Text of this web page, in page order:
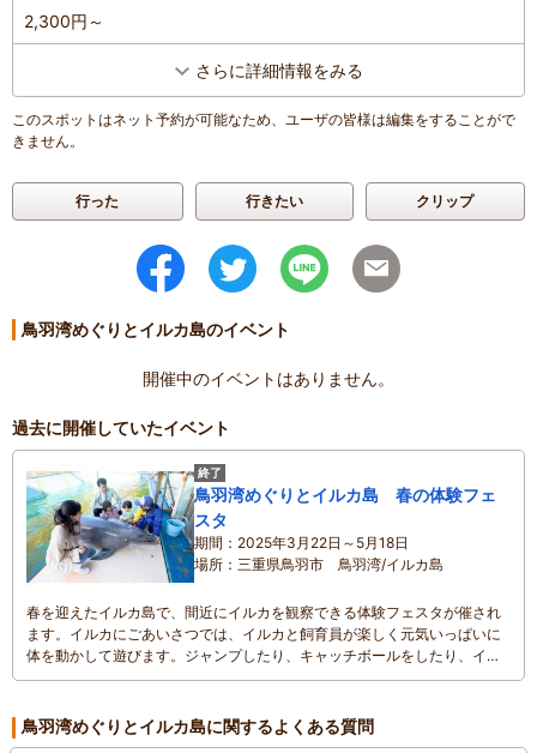
2,300円～
さらに詳細情報をみる
このスポットはネット予約が可能なため、ユーザの皆様は編集をすることがで
きません。
行った 行きたい クリップ
鳥羽湾めぐりとイルカ島のイベント
開催中のイベントはありません。
過去に開催していたイベント
終了
鳥羽湾めぐりとイルカ島 春の体験フェ
スタ
期間
2025年3月22日～5月18日
場所
三重県鳥羽市 鳥羽湾/イルカ島
春を迎えたイルカ島で、間近にイルカを観察できる体験フェスタが催され
ます。イルカにごあいさつでは、イルカと飼育員が楽しく元気いっぱいに
体を動かして遊びます。ジャンプしたり、キャッチボールをしたり、イル
カたちの好む行動や、驚きの生態を見ることができます。カワウソの仲良
大好きです。二匹がおやつを取るときに、そっと触れて、手の感触を体験
することができます。運動神経抜群、クリクリオめめで愛嬌もたっぷりな
鳥羽湾めぐりとイルカ島に関するよくある質問